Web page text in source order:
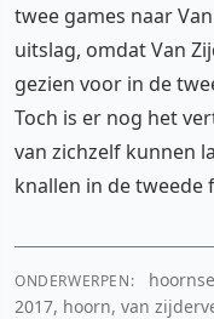
twee games naar
uitslag, omdat Van
gezien voor in de
Toch is er nog het
van zichzelf kunnen
knallen in de tweede
ONDERWERPEN:
2017, hoorn, van